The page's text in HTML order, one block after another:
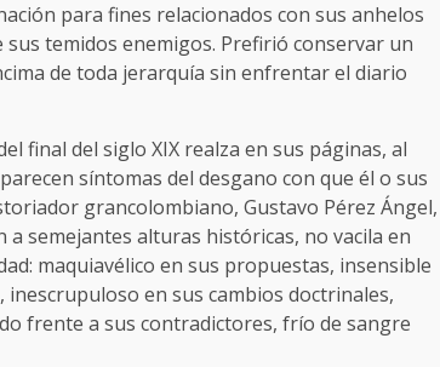
para fines relacionados con sus anhelos
temidos enemigos. Prefirió conservar un
de toda jerarquía sin enfrentar el diario
final del siglo XIX realza en sus páginas, al
síntomas del desgano con que él o sus
grancolombiano, Gustavo Pérez Ángel,
semejantes alturas históricas, no vacila en
maquiavélico en sus propuestas, insensible
en sus cambios doctrinales,
frente a sus contradictores, frío de sangre